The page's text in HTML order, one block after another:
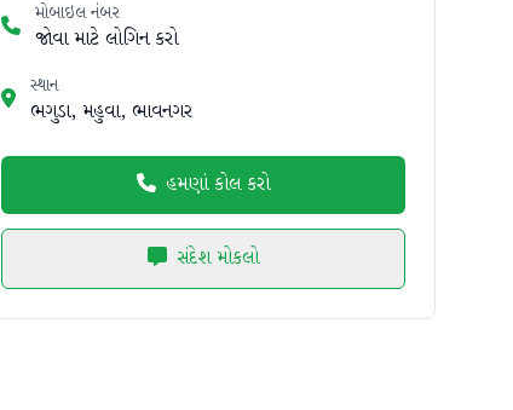
મોબાઇલ નંબર
જોવા માટે લોગિન કરો
સ્થાન
ભગુડા, મહુવા, ભાવનગર
હમણાં કોલ કરો
સંદેશ મોકલો